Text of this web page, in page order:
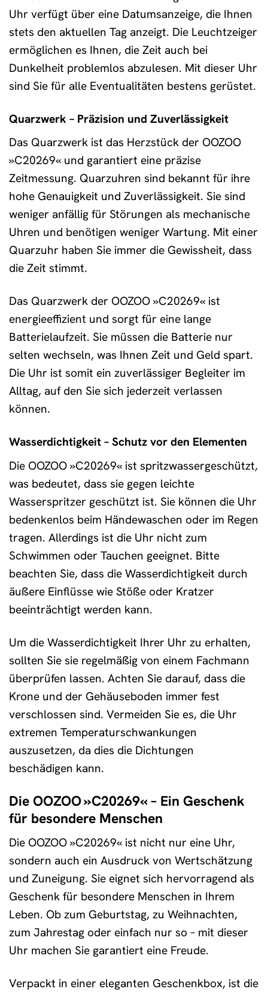
Uhr verfügt über eine Datumsanzeige, die Ihnen
stets den aktuellen Tag anzeigt. Die Leuchtzeiger
ermöglichen es Ihnen, die Zeit auch bei
Dunkelheit problemlos abzulesen. Mit dieser Uhr
sind Sie für alle Eventualitäten bestens gerüstet.
Quarzwerk – Präzision und Zuverlässigkeit
Das Quarzwerk ist das Herzstück der OOZOO
»C20269« und garantiert eine präzise
Zeitmessung. Quarzuhren sind bekannt für ihre
hohe Genauigkeit und Zuverlässigkeit. Sie sind
weniger anfällig für Störungen als mechanische
Uhren und benötigen weniger Wartung. Mit einer
Quarzuhr haben Sie immer die Gewissheit, dass
die Zeit stimmt.
Das Quarzwerk der OOZOO »C20269« ist
energieeffizient und sorgt für eine lange
Batterielaufzeit. Sie müssen die Batterie nur
selten wechseln, was Ihnen Zeit und Geld spart.
Die Uhr ist somit ein zuverlässiger Begleiter im
Alltag, auf den Sie sich jederzeit verlassen
können.
Wasserdichtigkeit – Schutz vor den Elementen
Die OOZOO »C20269« ist spritzwassergeschützt,
was bedeutet, dass sie gegen leichte
Wasserspritzer geschützt ist. Sie können die Uhr
bedenkenlos beim Händewaschen oder im Regen
tragen. Allerdings ist die Uhr nicht zum
Schwimmen oder Tauchen geeignet. Bitte
beachten Sie, dass die Wasserdichtigkeit durch
äußere Einflüsse wie Stöße oder Kratzer
beeinträchtigt werden kann.
Um die Wasserdichtigkeit Ihrer Uhr zu erhalten,
sollten Sie sie regelmäßig von einem Fachmann
überprüfen lassen. Achten Sie darauf, dass die
Krone und der Gehäuseboden immer fest
verschlossen sind. Vermeiden Sie es, die Uhr
extremen Temperaturschwankungen
auszusetzen, da dies die Dichtungen
beschädigen kann.
Die OOZOO »C20269« – Ein Geschenk
für besondere Menschen
Die OOZOO »C20269« ist nicht nur eine Uhr,
sondern auch ein Ausdruck von Wertschätzung
und Zuneigung. Sie eignet sich hervorragend als
Geschenk für besondere Menschen in Ihrem
Leben. Ob zum Geburtstag, zu Weihnachten,
zum Jahrestag oder einfach nur so – mit dieser
Uhr machen Sie garantiert eine Freude.
Verpackt in einer eleganten Geschenkbox, ist die